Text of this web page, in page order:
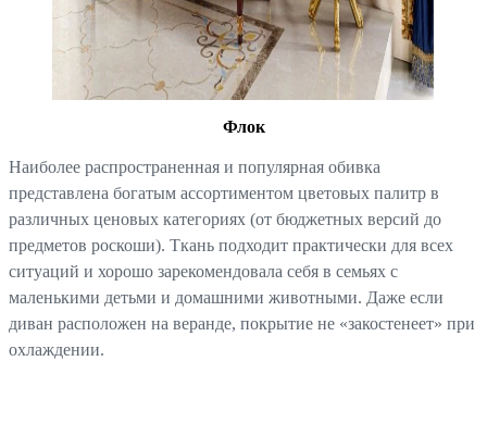
Флок
Наиболее распространенная и популярная обивка
представлена богатым ассортиментом цветовых палитр в
различных ценовых категориях (от бюджетных версий до
предметов роскоши). Ткань подходит практически для всех
ситуаций и хорошо зарекомендовала себя в семьях с
маленькими детьми и домашними животными. Даже если
диван расположен на веранде, покрытие не «закостенеет» при
охлаждении.